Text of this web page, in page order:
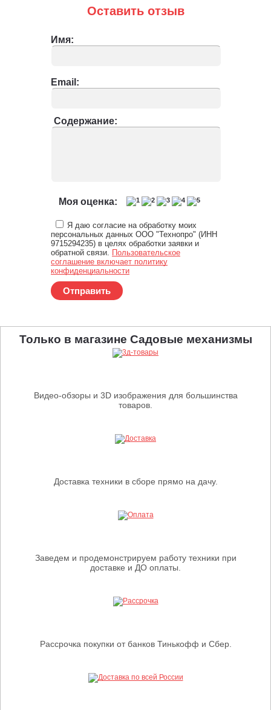
Оставить отзыв
Имя:
Email:
Содержание:
Моя оценка:
Я даю согласие на обработку моих
персональных данных ООО "Технопро" (ИНН
9715294235) в целях обработки заявки и
обратной связи. Пользовательское
соглашение включает политику
конфиденциальности
Отправить
Только в магазине Садовые механизмы
Видео-обзоры и 3D изображения для большинства
товаров.
Доставка техники в сборе прямо на дачу.
Заведем и продемонстрируем работу техники при
доставке и ДО оплаты.
Рассрочка покупки от банков Тинькофф и Сбер.